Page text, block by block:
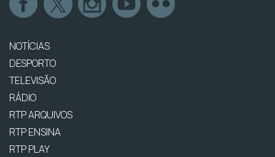
NOTÍCIAS
DESPORTO
TELEVISÃO
RÁDIO
RTP ARQUIVOS
RTP ENSINA
RTP PLAY